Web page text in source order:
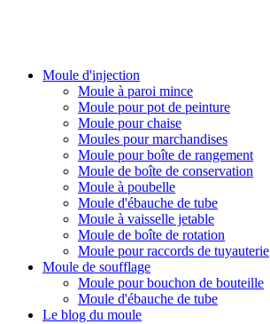
Moule d'injection
Moule à paroi mince
Moule pour pot de peinture
Moule pour chaise
Moules pour marchandises
Moule pour boîte de rangement
Moule de boîte de conservation
Moule à poubelle
Moule d'ébauche de tube
Moule à vaisselle jetable
Moule de boîte de rotation
Moule pour raccords de tuyauterie
Moule de soufflage
Moule pour bouchon de bouteille
Moule d'ébauche de tube
Le blog du moule